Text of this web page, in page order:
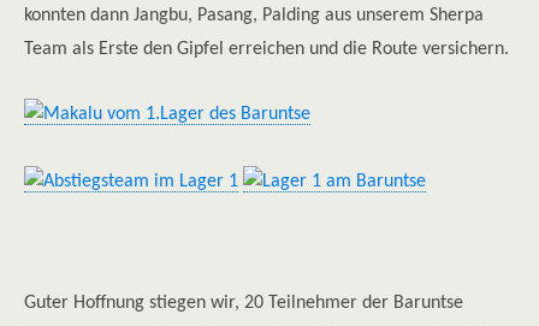
konnten dann Jangbu, Pasang, Palding aus unserem Sherpa
Team als Erste den Gipfel erreichen und die Route versichern.
Guter Hoffnung stiegen wir, 20 Teilnehmer der Baruntse